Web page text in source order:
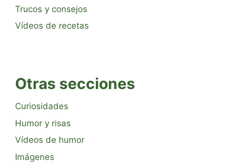
Trucos y consejos
Vídeos de recetas
Otras secciones
Curiosidades
Humor y risas
Vídeos de humor
Imágenes